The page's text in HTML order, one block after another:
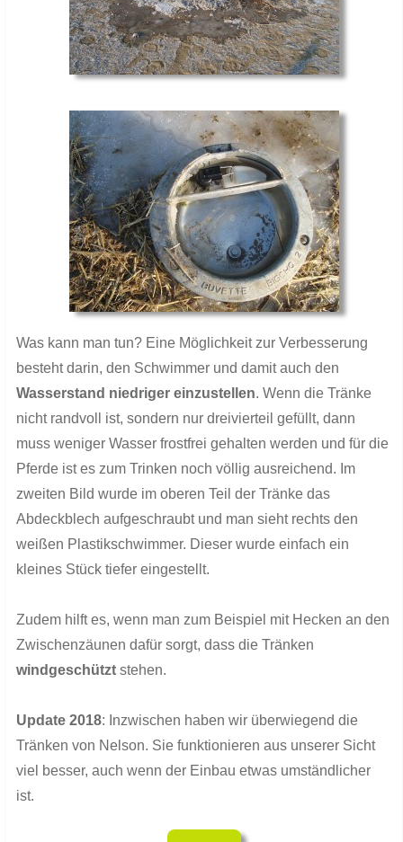
​Was kann man tun? Eine Möglichkeit zur Verbesserung
besteht darin, den Schwimmer und damit auch den
Wasserstand niedriger einzustellen. Wenn die Tränke
nicht randvoll ist, sondern nur dreivierteil gefüllt, dann
muss weniger Wasser frostfrei gehalten werden und für die
Pferde ist es zum Trinken noch völlig ausreichend. Im
zweiten Bild wurde im oberen Teil der Tränke das
Abdeckblech aufgeschraubt und man sieht rechts den
weißen Plastikschwimmer. Dieser wurde einfach ein
kleines Stück tiefer eingestellt.
​Zudem hilft es, wenn man zum Beispiel mit Hecken an den
Zwischenzäunen dafür sorgt, dass die Tränken
windgeschützt stehen.
Update 2018: Inzwischen haben wir überwiegend die
Tränken von Nelson. Sie funktionieren aus unserer Sicht
viel besser, auch wenn der Einbau etwas umständlicher
ist.